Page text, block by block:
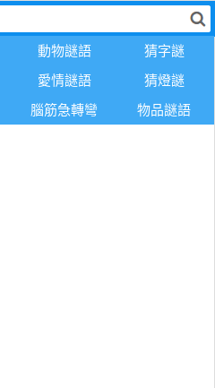
動物謎語
猜字謎
愛情謎語
猜燈謎
腦筋急轉彎 物品謎語